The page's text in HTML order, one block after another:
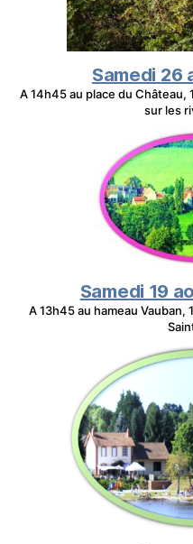
Samedi 26
A 14h45 au place du Château,
sur les
Samedi 19
A 13h45 au hameau Vauban,